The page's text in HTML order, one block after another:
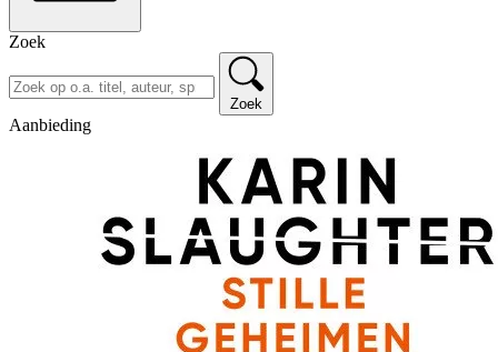
Zoek
Zoek
Aanbieding